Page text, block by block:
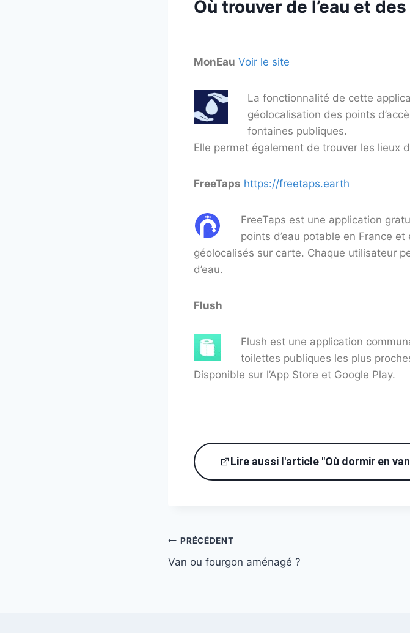
Où trouver de l’eau et
MonEau Voir le site
La fonctionnalité de cette
géolocalisation des points
fontaines publiques.
Elle permet également de trouver les lieux
FreeTaps https://freetaps.earth
FreeTaps est une application
points d’eau potable en France
géolocalisés sur carte. Chaque utilisateur
d’eau.
Flush
Flush est une application
toilettes publiques les plus
Disponible sur l’App Store et Google Play.
Lire aussi l'article "Où dormir en
PRÉCÉDENT
Van ou fourgon aménagé ?